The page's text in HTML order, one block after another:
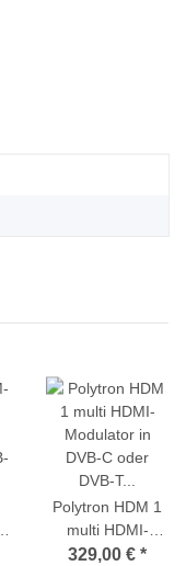
Polytron HDM 1
multi HDMI-
Modulator in
329,00 € *